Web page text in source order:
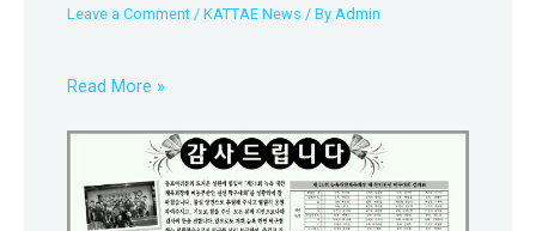
Leave a Comment /KATTAE News / ByAdmin
Read More »